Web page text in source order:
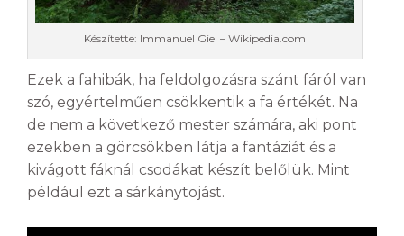
Készítette: Immanuel Giel – Wikipedia.com
Ezek a fahibák, ha feldolgozásra szánt fáról van
szó, egyértelműen csökkentik a fa értékét. Na
de nem a következő mester számára, aki pont
ezekben a görcsökben látja a fantáziát és a
kivágott fáknál csodákat készít belőlük. Mint
például ezt a sárkánytojást.